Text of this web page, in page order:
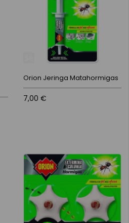
Orion Jeringa Matahormigas
7,00 €